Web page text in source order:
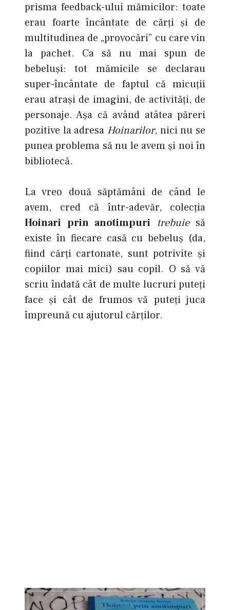
prisma feedback-ului mămicilor: toate
erau foarte încântate de cărţi şi de
multitudinea de „provocări” cu care vin
la pachet. Ca să nu mai spun de
bebeluşi: tot mămicile se declarau
super-încântate de faptul că micuţii
erau atraşi de imagini, de activităţi, de
personaje. Aşa că având atâtea păreri
pozitive la adresa Hoinarilor, nici nu se
punea problema să nu le avem şi noi în
bibliotecă.
La vreo două săptămâni de când le
avem, cred că într-adevăr, colecţia
Hoinari prin anotimpuri trebuiesă
existe în fiecare casă cu bebeluş (da,
fiind cărţi cartonate, sunt potrivite şi
copiilor mai mici) sau copil. O să vă
scriu îndată cât de multe lucruri puteţi
face şi cât de frumos vă puteţi juca
împreună cu ajutorul cărţilor.